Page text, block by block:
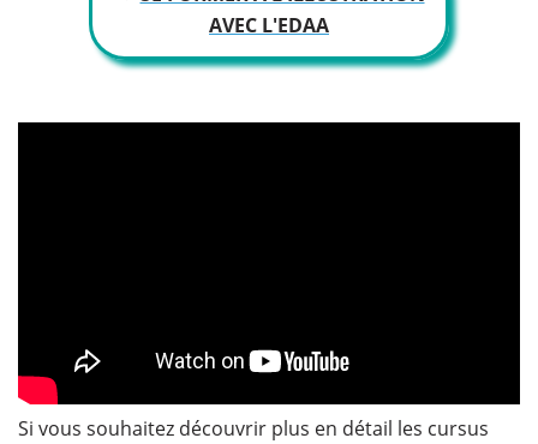
AVEC L'EDAA
Si vous souhaitez découvrir plus en détail les cursus